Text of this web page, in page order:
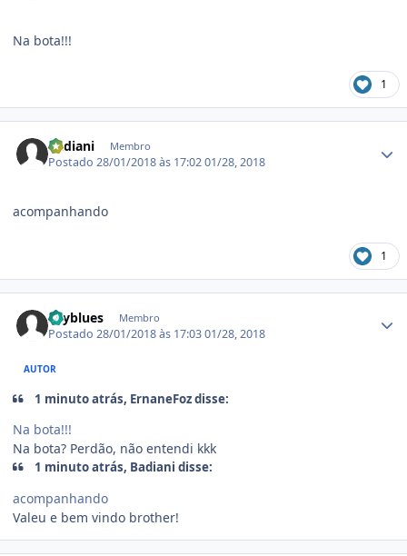
Na bota!!!
1
Badiani Membro
Postado28/01/2018 às 17:0201/28, 2018
acompanhando
1
skyblues Membro
Postado28/01/2018 às 17:0301/28, 2018
AUTOR
1 minuto atrás, ErnaneFoz disse:
Na bota!!!
Na bota? Perdão, não entendi kkk
1 minuto atrás, Badiani disse:
acompanhando
Valeu e bem vindo brother!